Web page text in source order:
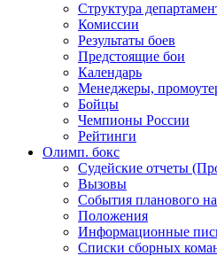
Структура
Комиссии
Результаты боев
Предстоящие бои
Календарь
Менеджеры,
Бойцы
Чемпионы России
Рейтинги
Олимп. бокс
Судейские отчеты
Вызовы
События планового
Положения
Информационные
Списки сборных